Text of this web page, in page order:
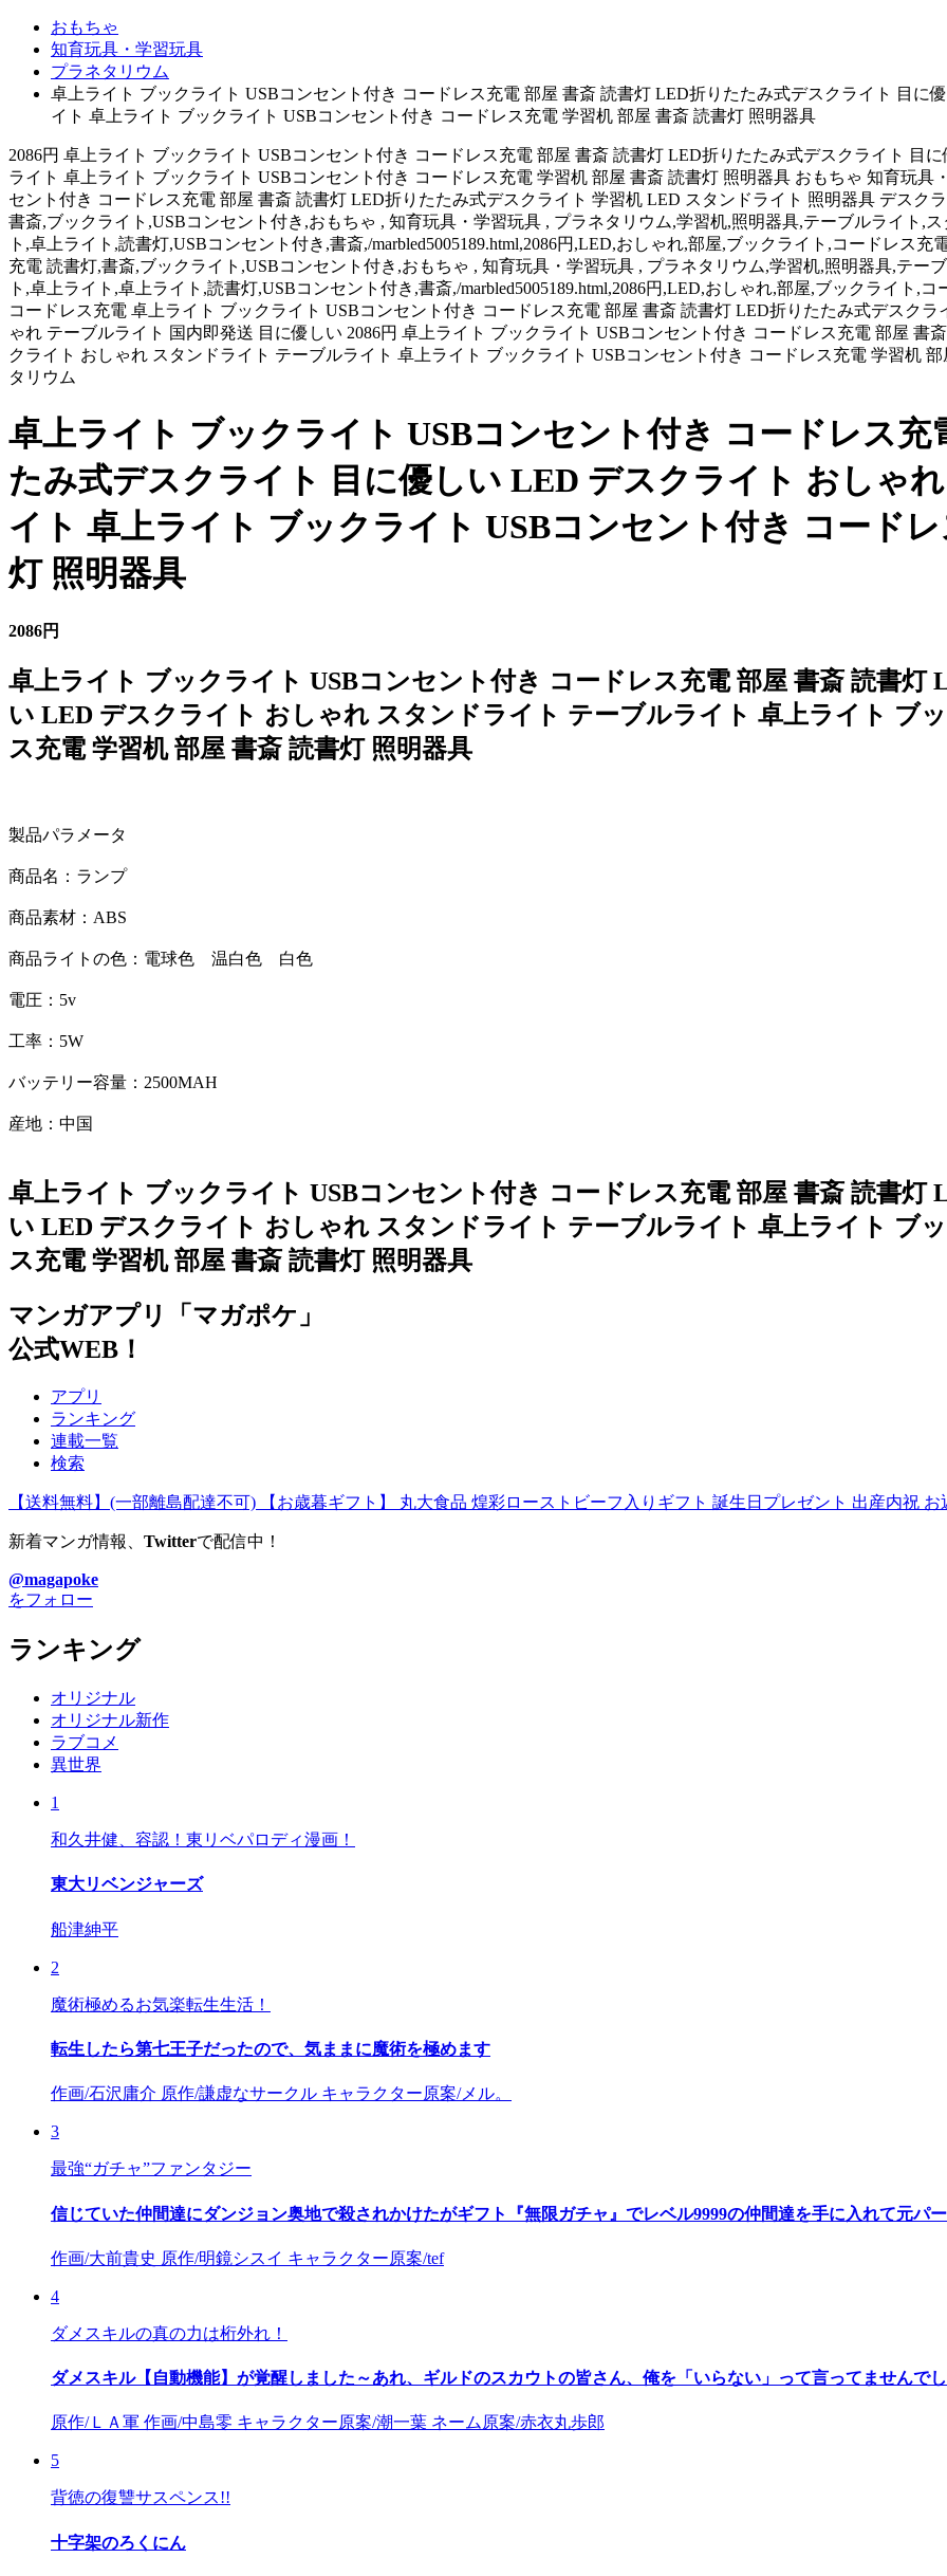
おもちゃ
知育玩具・学習玩具
プラネタリウム
卓上ライト ブックライト USBコンセント付き コードレス充電 部屋 書斎 読書灯 LED折りたたみ式デスクライト 目に
イト 卓上ライト ブックライト USBコンセント付き コードレス充電 学習机 部屋 書斎 読書灯 照明器具
2086円 卓上ライト ブックライト USBコンセント付き コードレス充電 部屋 書斎 読書灯 LED折りたたみ式デスクライト 目
ライト 卓上ライト ブックライト USBコンセント付き コードレス充電 学習机 部屋 書斎 読書灯 照明器具 おもちゃ 知育玩
セント付き コードレス充電 部屋 書斎 読書灯 LED折りたたみ式デスクライト 学習机 LED スタンドライト 照明器具 デスク
書斎,ブックライト,USBコンセント付き,おもちゃ , 知育玩具・学習玩具 , プラネタリウム,学習机,照明器具,テーブルライト,
ト,卓上ライト,読書灯,USBコンセント付き,書斎,/marbled5005189.html,2086円,LED,おしゃれ,部屋,ブックライト,コードレス充
充電 読書灯,書斎,ブックライト,USBコンセント付き,おもちゃ , 知育玩具・学習玩具 , プラネタリウム,学習机,照明器具,テー
ト,卓上ライト,卓上ライト,読書灯,USBコンセント付き,書斎,/marbled5005189.html,2086円,LED,おしゃれ,部屋,ブックライト,
コードレス充電 卓上ライト ブックライト USBコンセント付き コードレス充電 部屋 書斎 読書灯 LED折りたたみ式デスク
ゃれ テーブルライト 国内即発送 目に優しい 2086円 卓上ライト ブックライト USBコンセント付き コードレス充電 部屋
クライト おしゃれ スタンドライト テーブルライト 卓上ライト ブックライト USBコンセント付き コードレス充電 学習机
タリウム
卓上ライト ブックライト USBコンセント付き コードレス充
たみ式デスクライト 目に優しい LED デスクライト おしゃ
イト 卓上ライト ブックライト USBコンセント付き コード
灯 照明器具
2086円
卓上ライト ブックライト USBコンセント付き コードレス充電 部屋 書斎 読書
い LED デスクライト おしゃれ スタンドライト テーブルライト 卓上ライト ブ
ス充電 学習机 部屋 書斎 読書灯 照明器具
製品パラメータ
商品名：ランプ
商品素材：ABS
商品ライトの色：電球色 温白色 白色
電圧：5v
工率：5W
バッテリー容量：2500MAH
産地：中国
卓上ライト ブックライト USBコンセント付き コードレス充電 部屋 書斎 読書
い LED デスクライト おしゃれ スタンドライト テーブルライト 卓上ライト ブ
ス充電 学習机 部屋 書斎 読書灯 照明器具
マンガアプリ「マガポケ」
公式WEB！
アプリ
ランキング
連載一覧
検索
【送料無料】(一部離島配達不可) 【お歳暮ギフト】 丸大食品 煌彩ローストビーフ入りギフト 誕生日プレゼント 出産内祝
新着マンガ情報、 Twitterで配信中！
@magapoke
をフォロー
ランキング
オリジナル
オリジナル新作
ラブコメ
異世界
1
和久井健、容認！東リベパロディ漫画！
東大リベンジャーズ
船津紳平
2
魔術極めるお気楽転生生活！
転生したら第七王子だったので、気ままに魔術を極めます
作画/石沢庸介 原作/謙虚なサークル キャラクター原案/メル。
3
最強“ガチャ”ファンタジー
信じていた仲間達にダンジョン奥地で殺されかけたがギフト『無限ガチャ』でレベル9999の仲間達を手に入れて元パ
作画/大前貴史 原作/明鏡シスイ キャラクター原案/tef
4
ダメスキルの真の力は桁外れ！
ダメスキル【自動機能】が覚醒しました～あれ、ギルドのスカウトの皆さん、俺を「いらない」って言ってませんで
原作/ＬＡ軍 作画/中島零 キャラクター原案/潮一葉 ネーム原案/赤衣丸歩郎
5
背徳の復讐サスペンス!!
十字架のろくにん